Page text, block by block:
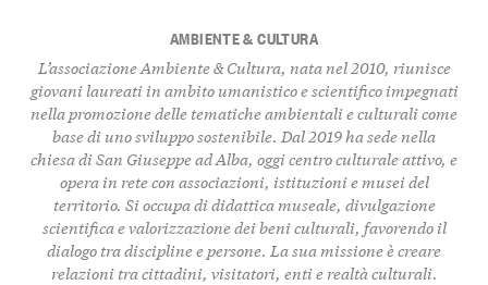
AMBIENTE & CULTURA
L’associazione Ambiente & Cultura, nata nel 2010, riunisce
giovani laureati in ambito umanistico e scientifico impegnati
nella promozione delle tematiche ambientali e culturali come
base di uno sviluppo sostenibile. Dal 2019 ha sede nella
chiesa di San Giuseppe ad Alba, oggi centro culturale attivo, e
opera in rete con associazioni, istituzioni e musei del
territorio. Si occupa di didattica museale, divulgazione
scientifica e valorizzazione dei beni culturali, favorendo il
dialogo tra discipline e persone. La sua missione è creare
relazioni tra cittadini, visitatori, enti e realtà culturali.